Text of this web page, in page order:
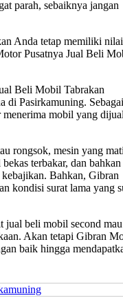
parah, sebaiknya jangan
Anda tetap memiliki
Pusatnya Jual Beli
Beli Mobil Tabrakan
di Pasirkamuning. Sebagai
mobil yang
rongsok, mesin yang
terbakar, dan bahkan
Bahkan, Gibran
kondisi surat lama yang
jual beli mobil second mau
Akan tetapi Gibran
baik hingga